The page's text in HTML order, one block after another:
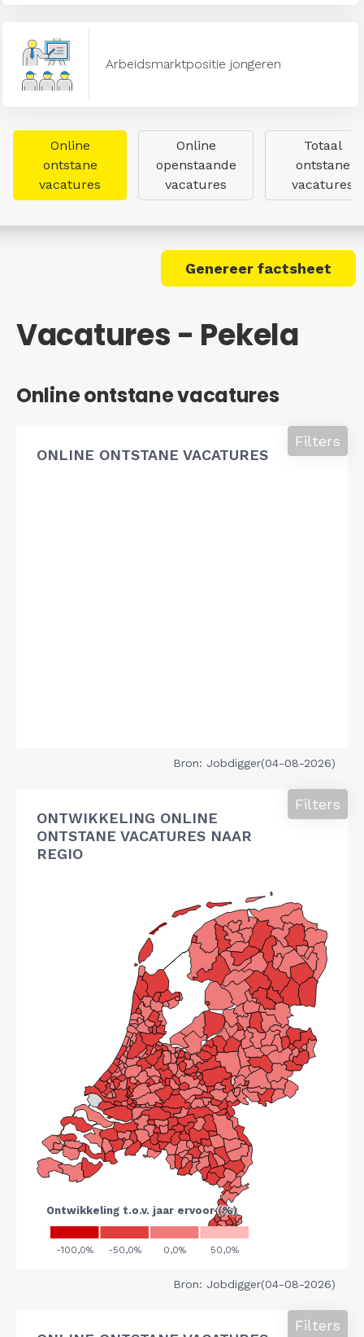
Arbeidsmarktpositie jongeren
Online
ontstane
vacatures
Online
openstaande
vacatures
Totaal
ontstane
vacatures
Genereer factsheet
Vacatures - Pekela
Online ontstane vacatures
ONLINE ONTSTANE VACATURES
Filters
Bron: Jobdigger(04-08-2026)
ONTWIKKELING ONLINE
ONTSTANE VACATURES NAAR
REGIO
Filters
Bron: Jobdigger(04-08-2026)
Filters